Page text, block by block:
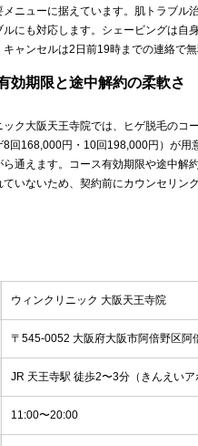
メニューに据えています。肌トラブル
ルにも対応します。シェービングは自
ャンセルは2日前19時までの連絡で無
効期限と途中解約の柔軟さ
ック大阪天王寺院では、ヒゲ脱毛のコ
8回168,000円・10回198,000円）が用
ら通えます。コース有効期限や途中解
ていないため、契約前にカウンセリン
ウィンクリニック 大阪天王寺院
〒545-0052 大阪府大阪市阿倍野区
JR 天王寺駅 徒歩2〜3分（きんえい
11:00〜20:00